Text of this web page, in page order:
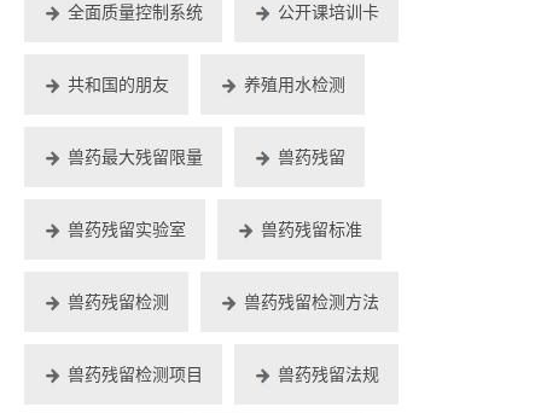
全面质量控制系统 公开课培训卡
共和国的朋友 养殖用水检测
兽药最大残留限量 兽药残留
兽药残留实验室 兽药残留标准
兽药残留检测 兽药残留检测方法
兽药残留检测项目 兽药残留法规